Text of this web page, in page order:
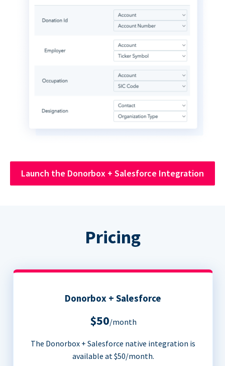
Launch the Donorbox + Salesforce Integration
Pricing
Donorbox + Salesforce
$50/month
The Donorbox + Salesforce native integration is
available at $50/month.